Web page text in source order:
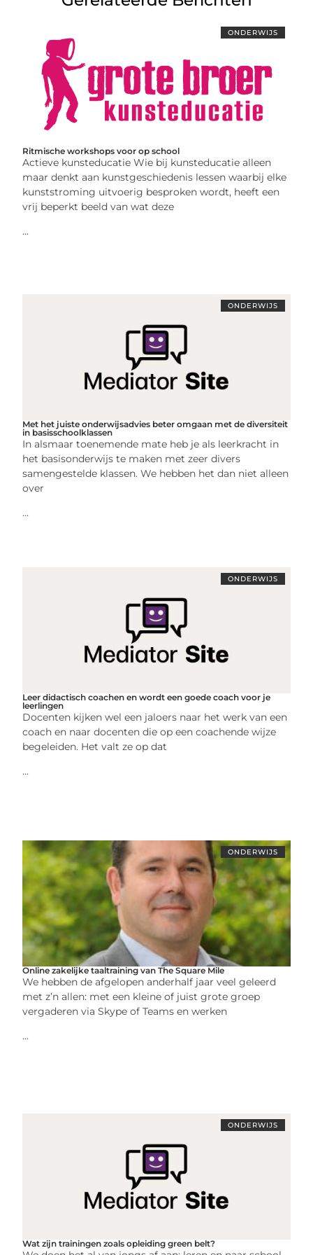
ONDERWIJS
Ritmische workshops voor op school
Actieve kunsteducatie Wie bij kunsteducatie alleen
maar denkt aan kunstgeschiedenis lessen waarbij elke
kunststroming uitvoerig besproken wordt, heeft een
vrij beperkt beeld van wat deze
...
ONDERWIJS
Met het juiste onderwijsadvies beter omgaan met de diversiteit
in basisschoolklassen
In alsmaar toenemende mate heb je als leerkracht in
het basisonderwijs te maken met zeer divers
samengestelde klassen. We hebben het dan niet alleen
over
...
ONDERWIJS
Leer didactisch coachen en wordt een goede coach voor je
leerlingen
Docenten kijken wel een jaloers naar het werk van een
coach en naar docenten die op een coachende wijze
begeleiden. Het valt ze op dat
...
ONDERWIJS
Online zakelijke taaltraining van The Square Mile
We hebben de afgelopen anderhalf jaar veel geleerd
met z’n allen: met een kleine of juist grote groep
vergaderen via Skype of Teams en werken
...
ONDERWIJS
Wat zijn trainingen zoals opleiding green belt?